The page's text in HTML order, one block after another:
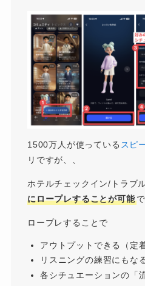
1500万人が使っている スピ
リですが、、
ホテルチェックイン/トラブ
にロープレすることが可能
ロープレすることで
アウトプットできる（定
リスニングの練習にもな
各シチュエーションの「